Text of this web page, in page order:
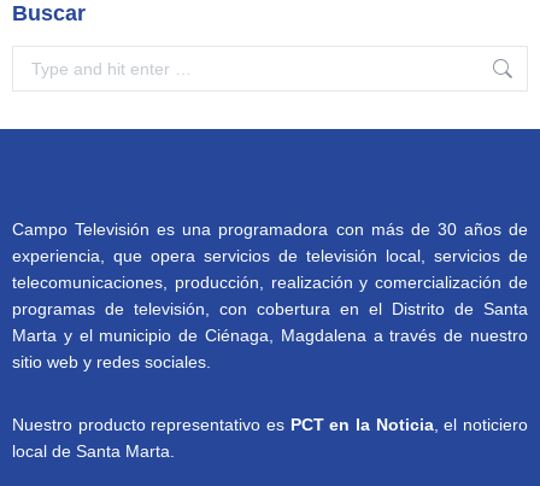
Buscar
Campo Televisión es una programadora con más de 30 años de
experiencia, que opera servicios de televisión local, servicios de
telecomunicaciones, producción, realización y comercialización de
programas de televisión, con cobertura en el Distrito de Santa
Marta y el municipio de Ciénaga, Magdalena a través de nuestro
sitio web y redes sociales.
Nuestro producto representativo es PCT en la Noticia, el noticiero
local de Santa Marta.